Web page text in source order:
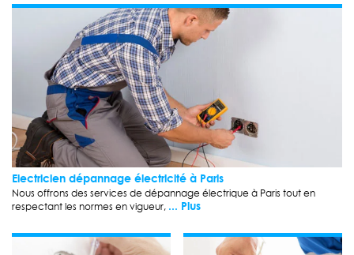
Electricien dépannage électricité à Paris
Nous offrons des services de dépannage électrique à Paris tout en
respectant les normes en vigueur, ... Plus